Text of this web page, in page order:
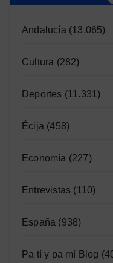
Andalucía (13.065)
Cultura (282)
Deportes (11.331)
Écija (458)
Economía (227)
Entrevistas (110)
España (938)
Pa tí y pa mí Blog